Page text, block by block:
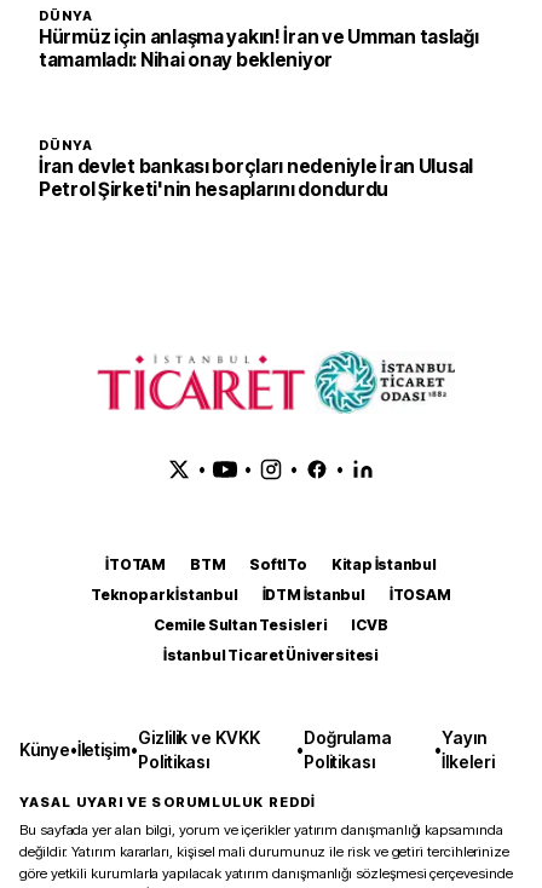
DÜNYA
Hürmüz için anlaşma yakın! İran ve Umman taslağı
tamamladı: Nihai onay bekleniyor
DÜNYA
İran devlet bankası borçları nedeniyle İran Ulusal
Petrol Şirketi'nin hesaplarını dondurdu
• • • •
İTOTAM BTM SoftITo
Kitap İstanbul
Teknopark İstanbul
İDTM İstanbul
İTOSAM
Cemile Sultan Tesisleri
ICVB
İstanbul Ticaret Üniversitesi
Künye•İletişim•
Gizlilik ve KVKK
Politikası
•
Doğrulama
Politikası
•
Yayın
İlkeleri
YASAL UYARI VE SORUMLULUK REDDİ
Bu sayfada yer alan bilgi, yorum ve içerikler yatırım danışmanlığı kapsamında
değildir. Yatırım kararları, kişisel mali durumunuz ile risk ve getiri tercihlerinize
göre yetkili kurumlarla yapılacak yatırım danışmanlığı sözleşmesi çerçevesinde